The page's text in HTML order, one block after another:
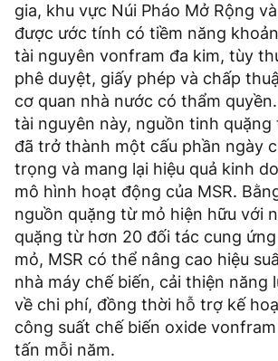
gia, khu vực Núi Pháo Mở Rộng
được ước tính có tiềm năng
tài nguyên vonfram đa kim, tùy
phê duyệt, giấy phép và chấp
cơ quan nhà nước có thẩm
tài nguyên này, nguồn tinh
đã trở thành một cấu phần ngày
trọng và mang lại hiệu quả kinh
mô hình hoạt động của MSR.
nguồn quặng từ mỏ hiện hữu với
quặng từ hơn 20 đối tác cung
mỏ, MSR có thể nâng cao hiệu
nhà máy chế biến, cải thiện năng
về chi phí, đồng thời hỗ trợ kế
công suất chế biến oxide
tấn mỗi năm.